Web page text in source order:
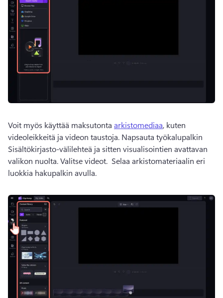
Voit myös käyttää maksutonta arkistomediaa, kuten
videoleikkeitä ja videon taustoja. Napsauta työkalupalkin
Sisältökirjasto-välilehteä ja sitten visualisointien avattavan
valikon nuolta. Valitse videot. Selaa arkistomateriaalin eri
luokkia hakupalkin avulla.